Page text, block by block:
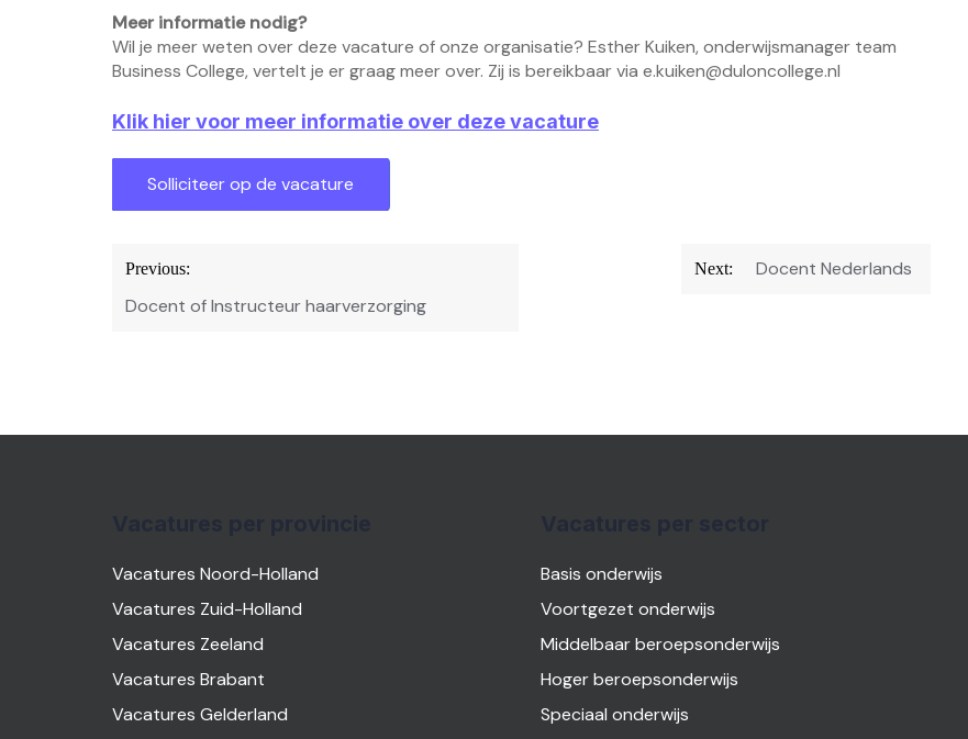
Meer informatie nodig?
Wil je meer weten over deze vacature of onze organisatie? Esther Kuiken, onderwijsmanager team
Business College, vertelt je er graag meer over. Zij is bereikbaar via e.kuiken@duloncollege.nl
Klik hier voor meer informatie over deze vacature
Bericht
navigatie
Previous:
Docent of Instructeur haarverzorging
Next: Docent Nederlands
Vacatures Noord-Holland
Vacatures Zuid-Holland
Vacatures Zeeland
Vacatures Brabant
Vacatures Gelderland
Basis onderwijs
Voortgezet onderwijs
Middelbaar beroepsonderwijs
Hoger beroepsonderwijs
Speciaal onderwijs